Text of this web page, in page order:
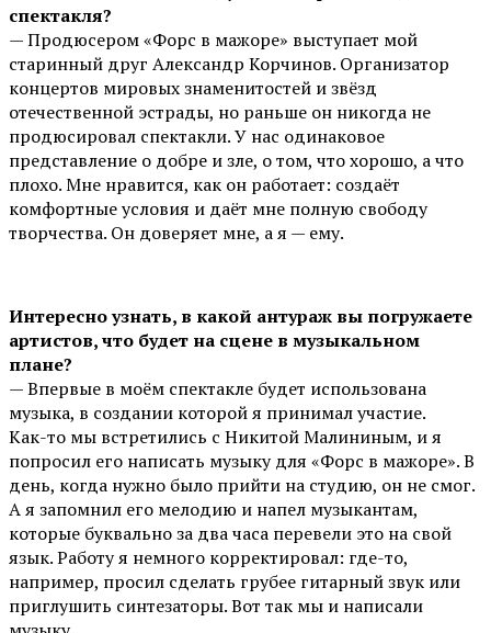
спектакля?
— Продюсером «Форс в мажоре» выступает мой
старинный друг Александр Корчинов. Организатор
концертов мировых знаменитостей и звёзд
отечественной эстрады, но раньше он никогда не
продюсировал спектакли. У нас одинаковое
представление о добре и зле, о том, что хорошо, а что
плохо. Мне нравится, как он работает: создаёт
комфортные условия и даёт мне полную свободу
творчества. Он доверяет мне, а я — ему.
Интересно узнать, в какой антураж вы погружаете
артистов, что будет на сцене в музыкальном
плане?
— Впервые в моём спектакле будет использована
музыка, в создании которой я принимал участие.
Как-то мы встретились с Никитой Малининым, и я
попросил его написать музыку для «Форс в мажоре». В
день, когда нужно было прийти на студию, он не смог.
А я запомнил его мелодию и напел музыкантам,
которые буквально за два часа перевели это на свой
язык. Работу я немного корректировал: где-то,
например, просил сделать грубее гитарный звук или
приглушить синтезаторы. Вот так мы и написали